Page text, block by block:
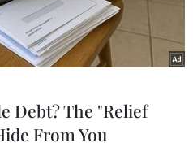
Debt? The "Relief
From You